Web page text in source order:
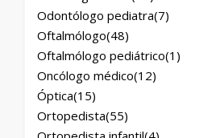
Odontólogo pediatra(7)
Oftalmólogo(48)
Oftalmólogo pediátrico(1)
Oncólogo médico(12)
Óptica(15)
Ortopedista(55)